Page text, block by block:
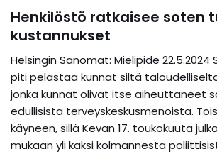
Henkilöstö ratkaisee soten
kustannukset
Helsingin Sanomat: Mielipide
piti pelastaa kunnat siltä
jonka kunnat olivat itse aiheuttaneet
edullisista terveyskeskusmenoista.
käyneen, sillä Kevan 17. toukokuuta
mukaan yli kaksi kolmannesta